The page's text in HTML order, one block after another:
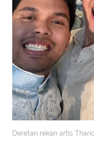
Deretan rekan artis